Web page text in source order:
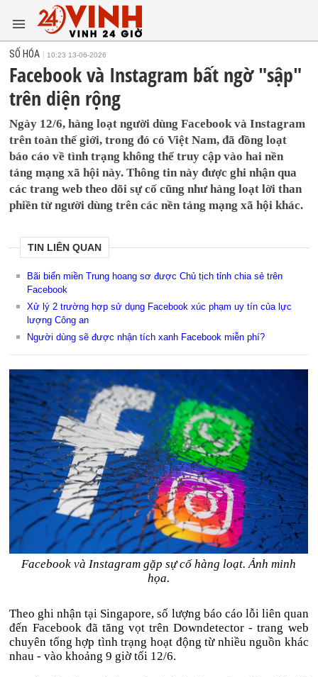
SỐ HÓA 10:23 13-06-2026
Facebook và Instagram bất ngờ "sập"
trên diện rộng
Ngày 12/6, hàng loạt người dùng Facebook và Instagram
trên toàn thế giới, trong đó có Việt Nam, đã đồng loạt
báo cáo về tình trạng không thể truy cập vào hai nền
tảng mạng xã hội này. Thông tin này được ghi nhận qua
các trang web theo dõi sự cố cũng như hàng loạt lời than
phiền từ người dùng trên các nền tảng mạng xã hội khác.
TIN LIÊN QUAN
Bãi biển miền Trung hoang sơ được Chủ tịch tỉnh chia sẻ trên
Facebook
Xử lý 2 trường hợp sử dụng Facebook xúc phạm uy tín của lực
lượng Công an
Người dùng sẽ được nhận tích xanh Facebook miễn phí?
Facebook và Instagram gặp sự cố hàng loạt. Ảnh minh
họa.
Theo ghi nhận tại Singapore, số lượng báo cáo lỗi liên quan
đến Facebook đã tăng vọt trên Downdetector - trang web
chuyên tổng hợp tình trạng hoạt động từ nhiều nguồn khác
nhau - vào khoảng 9 giờ tối 12/6.